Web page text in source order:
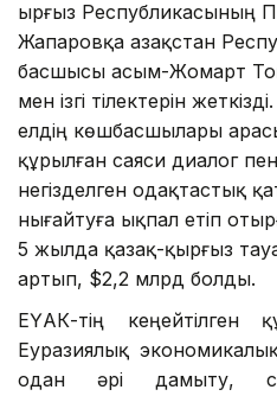
Қырғыз Республикасының
Жапаровқа Қазақстан
басшысы Қасым-Жомарт
мен ізгі тілектерін
елдің көшбасшылары
құрылған саяси диалог пен
негізделген одақтастық
нығайтуға ықпал етіп
5 жылда қазақ-қырғыз
артып, $2,2 млрд болды.
ЕҮАК-тің кеңейтілген
Еуразиялық
одан әрі дамыту,